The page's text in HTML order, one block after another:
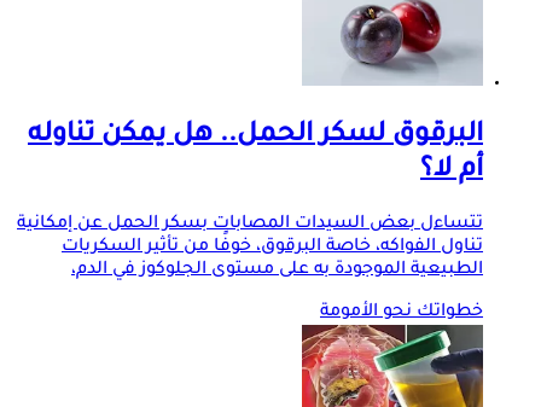
البرقوق لسكر الحمل.. هل يمكن تناوله
أم لا؟
تتساءل بعض السيدات المصابات بسكر الحمل عن إمكانية
تناول الفواكه، خاصة البرقوق، خوفًا من تأثير السكريات
الطبيعية الموجودة به على مستوى الجلوكوز في الدم،
خطواتك نحو الأمومة